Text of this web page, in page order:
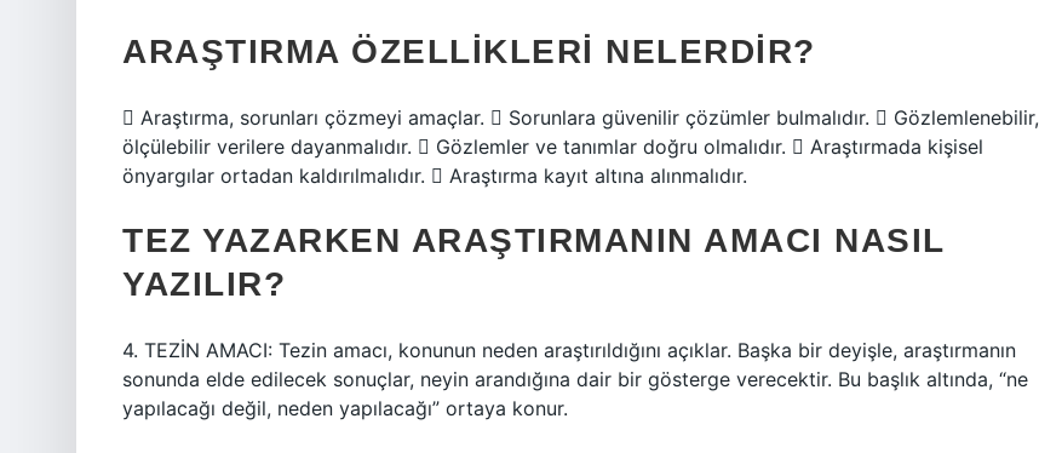
ARAŞTIRMA ÖZELLIKLERI NELERDIR?
 Araştırma, sorunları çözmeyi amaçlar.  Sorunlara güvenilir çözümler bulmalıdır.  Gözlemlenebilir,
ölçülebilir verilere dayanmalıdır.  Gözlemler ve tanımlar doğru olmalıdır.  Araştırmada kişisel
önyargılar ortadan kaldırılmalıdır.  Araştırma kayıt altına alınmalıdır.
TEZ YAZARKEN ARAŞTIRMANIN AMACI NASIL
YAZILIR?
4. TEZİN AMACI: Tezin amacı, konunun neden araştırıldığını açıklar. Başka bir deyişle, araştırmanın
sonunda elde edilecek sonuçlar, neyin arandığına dair bir gösterge verecektir. Bu başlık altında, “ne
yapılacağı değil, neden yapılacağı” ortaya konur.